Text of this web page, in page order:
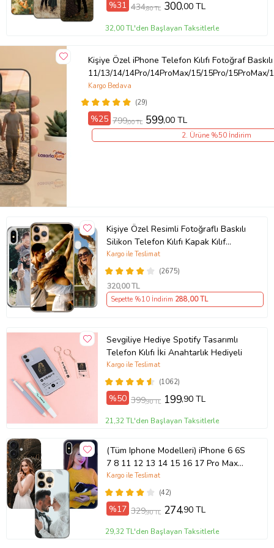
Örnek: Samsung Galaxy A8, Samsung Galaxy A8 2018, Samsung
Galaxy A8 Plus 2018, Xiaomi Mi 12T , Xiaomi Mi 12T Pro, Redmi 7A
Ürün Kodu:kcm85767843
%31 434,80 TL 300,00 TL
32,00 TL'den Başlayan Taksitlerle
Kişiye Özel iPhone Telefon Kılıfı Fotoğraf Baskılı
11/13/14/14Pro/14ProMax/15/15Pro/
(29)
Kargo Bedava
%25 799,00 TL 599,00 TL
2. Ürüne %50 İndirim
Kişiye Özel Resimli Fotoğraflı Baskılı
Silikon Telefon Kılıfı Kapak Kılıf
(Telefon Modelleri Açıklamada)
(2675)
Kargo ile Teslimat
320,00 TL
Sepette %10 İndirim 288,00 TL
Sevgiliye Hediye Spotify Tasarımlı
Telefon Kılıfı İki Anahtarlık Hediyeli
(1062)
Kargo ile Teslimat
%50 399,90 TL 199,90 TL
21,32 TL'den Başlayan Taksitlerle
(Tüm Iphone Modelleri) iPhone 6 6S
7 8 11 12 13 14 15 16 17 Pro Max
Plus Mini Kişiye Özel Resimli
Fotoğraflı Kılıf(42)
Kargo ile Teslimat
%17 329,90 TL 274,90 TL
29,32 TL'den Başlayan Taksitlerle